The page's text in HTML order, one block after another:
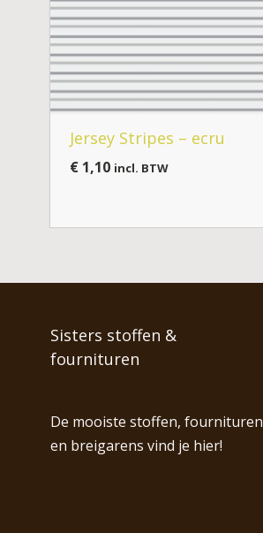
Jersey Stripes – ecru
€1,10 incl. BTW
Sisters stoffen &
fournituren
De mooiste stoffen, fournituren
en breigarens vind je hier!